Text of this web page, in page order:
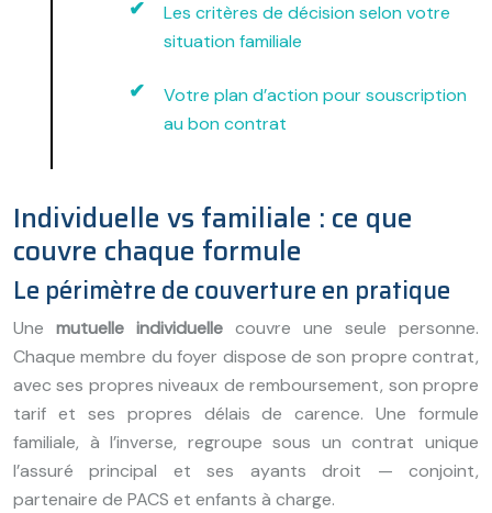
Les critères de décision selon votre
situation familiale
Votre plan d’action pour souscription
au bon contrat
Individuelle vs familiale : ce que
couvre chaque formule
Le périmètre de couverture en pratique
Une mutuelle individuelle couvre une seule personne.
Chaque membre du foyer dispose de son propre contrat,
avec ses propres niveaux de remboursement, son propre
tarif et ses propres délais de carence. Une formule
familiale, à l’inverse, regroupe sous un contrat unique
l’assuré principal et ses ayants droit — conjoint,
partenaire de PACS et enfants à charge.